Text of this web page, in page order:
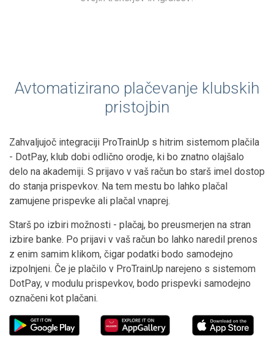
Avtomatizirano plačevanje klubskih
pristojbin
Zahvaljujoč integraciji ProTrainUp s hitrim sistemom plačila
- DotPay, klub dobi odlično orodje, ki bo znatno olajšalo
delo na akademiji. S prijavo v vaš račun bo starš imel dostop
do stanja prispevkov. Na tem mestu bo lahko plačal
zamujene prispevke ali plačal vnaprej.
Starš po izbiri možnosti - plačaj, bo preusmerjen na stran
izbire banke. Po prijavi v vaš račun bo lahko naredil prenos
z enim samim klikom, čigar podatki bodo samodejno
izpolnjeni. Če je plačilo v ProTrainUp narejeno s sistemom
DotPay, v modulu prispevkov, bodo prispevki samodejno
označeni kot plačani.